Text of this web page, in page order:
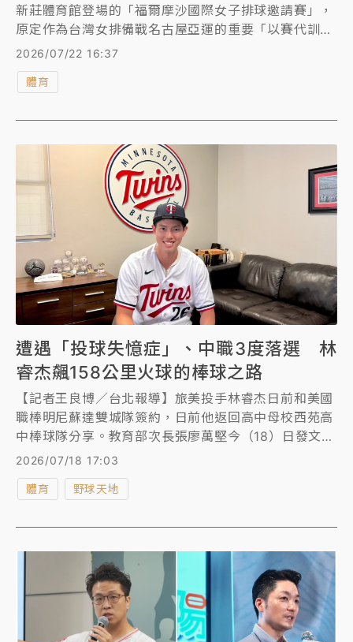
新莊體育館登場的「福爾摩沙國際女子排球邀請賽」，
原定作為台灣女排備戰名古屋亞運的重要「以賽代訓」
賽事，突生變數。中華民國排球協會今（22）日證實，
隊因屬於「國家代表隊」，不符賽事規範而無法參賽。
歉，同時宣布即日起啟動免手續費全額退票機制。
2026/07/22 16:37
體育
遭遇「投球失憶症」、中職3度落選 林
睿杰飆158公里火球的棒球之路
【記者王良博／台北報導】旅美投手林睿杰日前和美國
職棒明尼蘇達雙城隊簽約，日前他返回高中母校西苑高
中棒球隊分享。教育部次長張廖萬堅今（18）日發文介
紹林睿杰的棒球之路，談及他高中時遭遇「投球失憶
症」，甚至3次參加中職選秀都落選，卻從未因挫折停
止學習，不但接觸運動科學、一度改當野手，也努力練
學習。 最終，林睿杰因擔任美國職棒球星的翻譯，而
走上旅美之路，更在美國職棒選秀聯盟投出158公里火
球，寫下勵志的棒球故事。
2026/07/18 17:03
體育 野球天地